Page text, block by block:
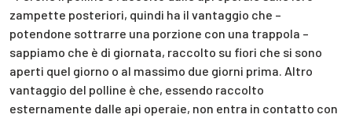
zampette posteriori, quindi ha il vantaggio che –
potendone sottrarre una porzione con una trappola –
sappiamo che è di giornata, raccolto su fiori che si sono
aperti quel giorno o al massimo due giorni prima. Altro
vantaggio del polline è che, essendo raccolto
esternamente dalle api operaie, non entra in contatto con